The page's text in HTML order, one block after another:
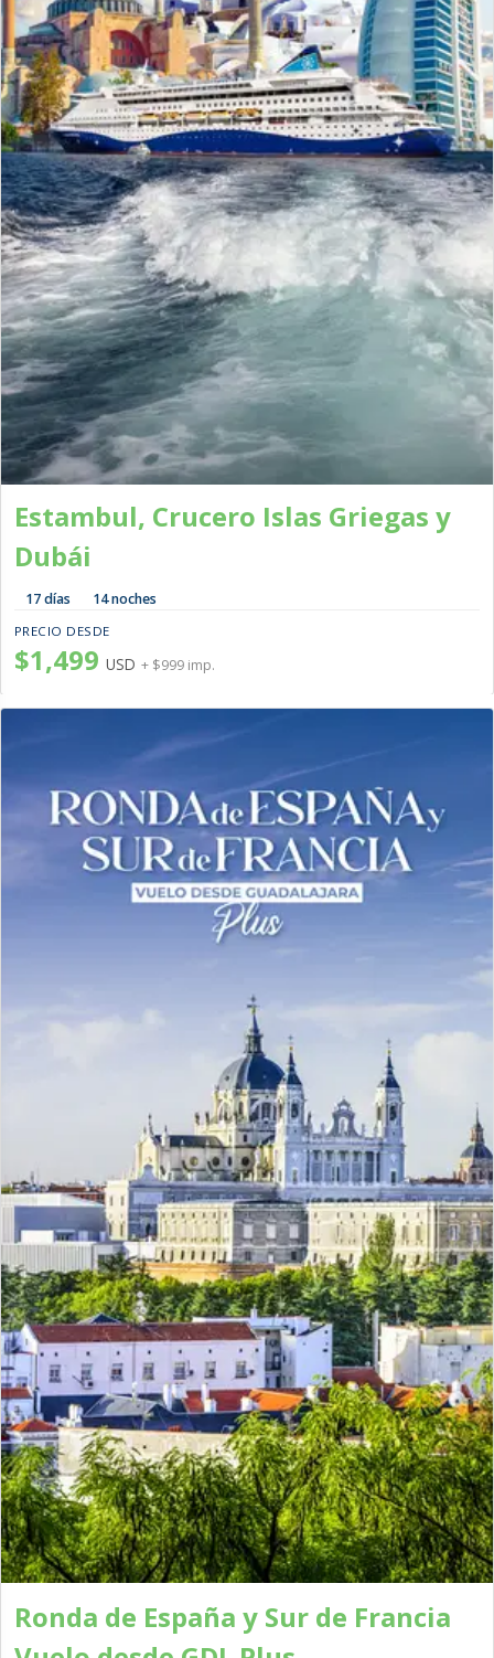
Estambul, Crucero Islas Griegas y
Dubái
17 días 14 noches
PRECIO DESDE
$1,499 USD + $999 imp.
Ronda de España y Sur de Francia